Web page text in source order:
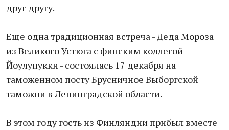
друг другу.
Еще одна традиционная встреча - Деда Мороза
из Великого Устюга с финским коллегой
Йоулупукки - состоялась 17 декабря на
таможенном посту Брусничное Выборгской
таможни в Ленинградской области.
В этом году гость из Финляндии прибыл вместе